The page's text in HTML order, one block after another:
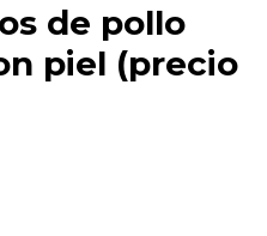
de pollo
piel (precio